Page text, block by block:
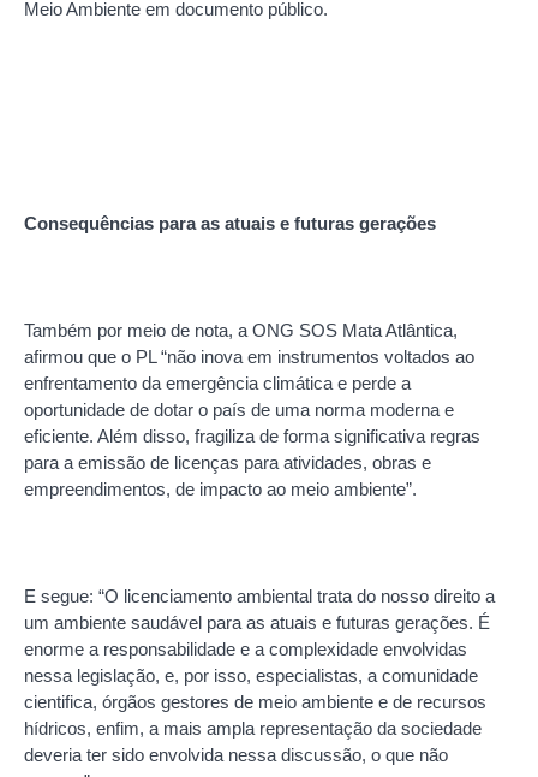
Meio Ambiente em documento público.
Consequências para as atuais e futuras gerações
Também por meio de nota, a ONG SOS Mata Atlântica,
afirmou que o PL “não inova em instrumentos voltados ao
enfrentamento da emergência climática e perde a
oportunidade de dotar o país de uma norma moderna e
eficiente. Além disso, fragiliza de forma significativa regras
para a emissão de licenças para atividades, obras e
empreendimentos, de impacto ao meio ambiente”.
E segue: “O licenciamento ambiental trata do nosso direito a
um ambiente saudável para as atuais e futuras gerações. É
enorme a responsabilidade e a complexidade envolvidas
nessa legislação, e, por isso, especialistas, a comunidade
cientifica, órgãos gestores de meio ambiente e de recursos
hídricos, enfim, a mais ampla representação da sociedade
deveria ter sido envolvida nessa discussão, o que não